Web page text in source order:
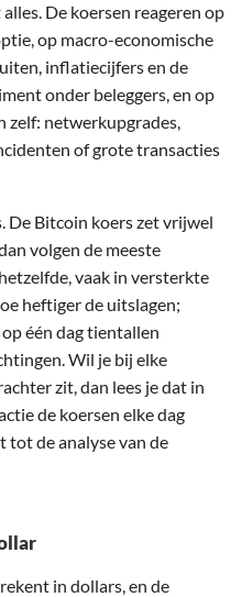
De koersen reageren op
op macro-economische
inflatiecijfers en de
onder beleggers, en op
zelf: netwerkupgrades,
of grote transacties
De Bitcoin koers zet vrijwel
volgen de meeste
vaak in versterkte
heftiger de uitslagen;
één dag tientallen
Wil je bij elke
zit, dan lees je dat in
de koersen elke dag
de analyse van de
in dollars, en de